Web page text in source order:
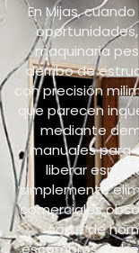
En Mijas,
maquinaria
derribo de
con precisión
que parecen
mediante
manuales para
liberar
simplemente
comerciales
corte de
escombros.